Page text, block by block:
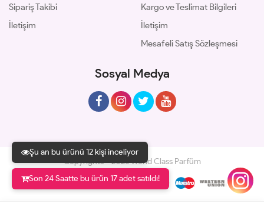
Şu an bu ürünü 12 kişi inceliyor
Son 24 Saatte bu ürün 17 adet satıldı!
Sipariş Takibi
İletişim
Kargo ve Teslimat Bilgileri
İletişim
Mesafeli Satış Sözleşmesi
Sosyal Medya
Copyrights © 2026 World Class Parfüm